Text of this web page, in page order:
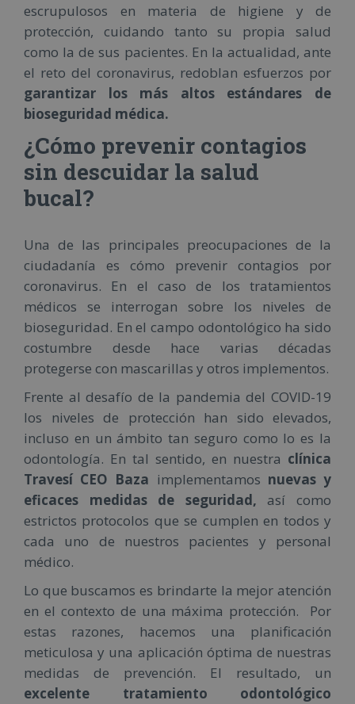
escrupulosos en materia de higiene y de
protección, cuidando tanto su propia salud
como la de sus pacientes. En la actualidad, ante
el reto del coronavirus, redoblan esfuerzos por
garantizar los más altos estándares de
bioseguridad médica.
¿Cómo prevenir contagios
sin descuidar la salud
bucal?
Una de las principales preocupaciones de la
ciudadanía es cómo prevenir contagios por
coronavirus. En el caso de los tratamientos
médicos se interrogan sobre los niveles de
bioseguridad. En el campo odontológico ha sido
costumbre desde hace varias décadas
protegerse con mascarillas y otros implementos.
Frente al desafío de la pandemia del COVID-19
los niveles de protección han sido elevados,
incluso en un ámbito tan seguro como lo es la
odontología. En tal sentido, en nuestra clínica
Travesí CEO Baza implementamos nuevas y
eficaces medidas de seguridad,así como
estrictos protocolos que se cumplen en todos y
cada uno de nuestros pacientes y personal
médico.
Lo que buscamos es brindarte la mejor atención
en el contexto de una máxima protección. Por
estas razones, hacemos una planificación
meticulosa y una aplicación óptima de nuestras
medidas de prevención. El resultado, un
excelente tratamiento odontológico